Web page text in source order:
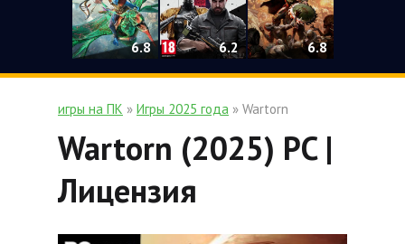
6.8 6.2 6.8
игры на ПК » Игры 2025 года » Wartorn
Wartorn (2025) PC |
Лицензия